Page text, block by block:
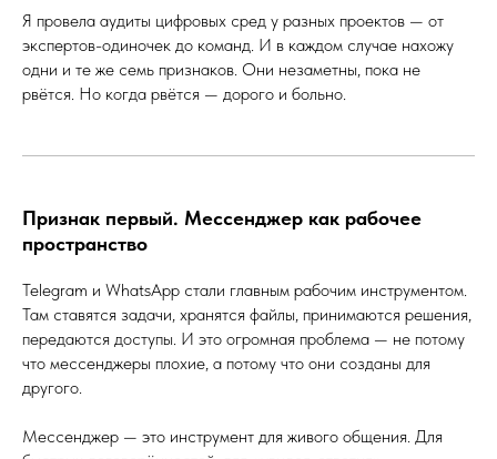
Я провела аудиты цифровых сред у разных проектов — от
экспертов-одиночек до команд. И в каждом случае нахожу
одни и те же семь признаков. Они незаметны, пока не
рвётся. Но когда рвётся — дорого и больно.
Признак первый. Мессенджер как рабочее
пространство
Telegram и WhatsApp стали главным рабочим инструментом.
Там ставятся задачи, хранятся файлы, принимаются решения,
передаются доступы. И это огромная проблема — не потому
что мессенджеры плохие, а потому что они созданы для
другого.
Мессенджер — это инструмент для живого общения. Для